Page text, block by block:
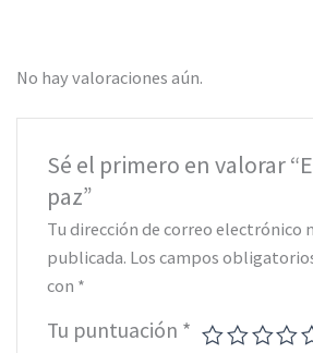
No hay valoraciones aún.
Sé el primero en valorar
paz”
Tu dirección de correo electrónico
publicada. Los campos
con *
Tu puntuación *